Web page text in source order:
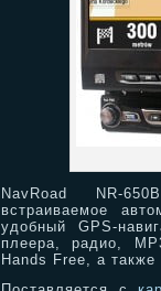
NavRoad NR-
встраиваемое
удобный GPS-
плеера, радио,
Hands Free, а